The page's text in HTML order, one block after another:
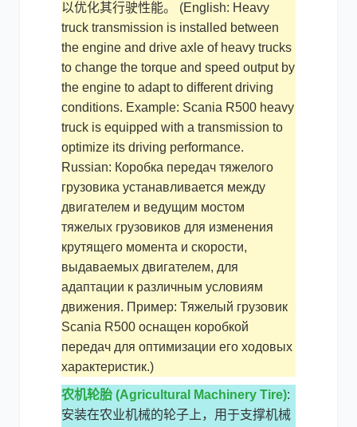
以优化其行驶性能。 (English: Heavy
truck transmission is installed between
the engine and drive axle of heavy trucks
to change the torque and speed output by
the engine to adapt to different driving
conditions. Example: Scania R500 heavy
truck is equipped with a transmission to
optimize its driving performance.
Russian: Коробка передач тяжелого
грузовика устанавливается между
двигателем и ведущим мостом
тяжелых грузовиков для изменения
крутящего момента и скорости,
выдаваемых двигателем, для
адаптации к различным условиям
движения. Пример: Тяжелый грузовик
Scania R500 оснащен коробкой
передач для оптимизации его ходовых
характеристик.)
农机轮胎 (Agricultural Machinery Tire):
安装在农业机械的轮子上，用于支撑机械